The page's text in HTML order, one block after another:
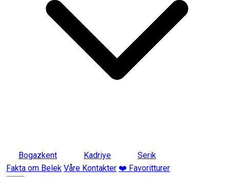
Bogazkent Kadriye
Serik
Fakta om Belek Våre Kontakter ❤️ Favoritturer